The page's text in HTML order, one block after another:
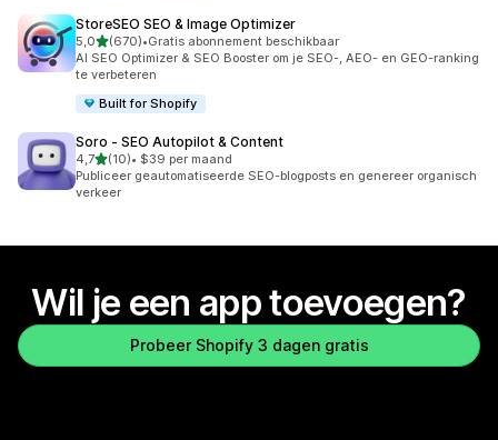
StoreSEO SEO & Image Optimizer
5,0van 5 sterren
(670)
670 recensies in totaal
•Gratis abonnement beschikbaar
AI SEO Optimizer & SEO Booster om je SEO-, AEO- en GEO-ranking
te verbeteren
Built for Shopify
Soro ‑ SEO Autopilot & Content
4,7van 5 sterren
(10)
10 recensies in totaal
• $39 per maand
Publiceer geautomatiseerde SEO-blogposts en genereer organisch
verkeer
Wil je een app toevoegen?
Probeer Shopify 3 dagen gratis